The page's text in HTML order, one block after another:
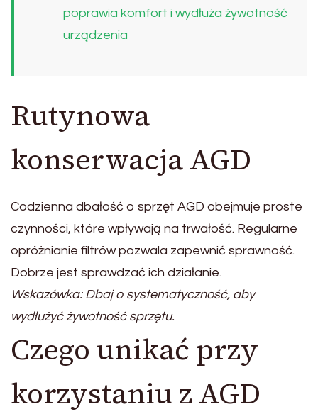
poprawia komfort i wydłuża żywotność
urządzenia
Rutynowa
konserwacja AGD
Codzienna dbałość o sprzęt AGD obejmuje proste
czynności, które wpływają na trwałość. Regularne
opróżnianie filtrów pozwala zapewnić sprawność.
Dobrze jest sprawdzać ich działanie.
Wskazówka: Dbaj o systematyczność, aby
wydłużyć żywotność sprzętu.
Czego unikać przy
korzystaniu z AGD